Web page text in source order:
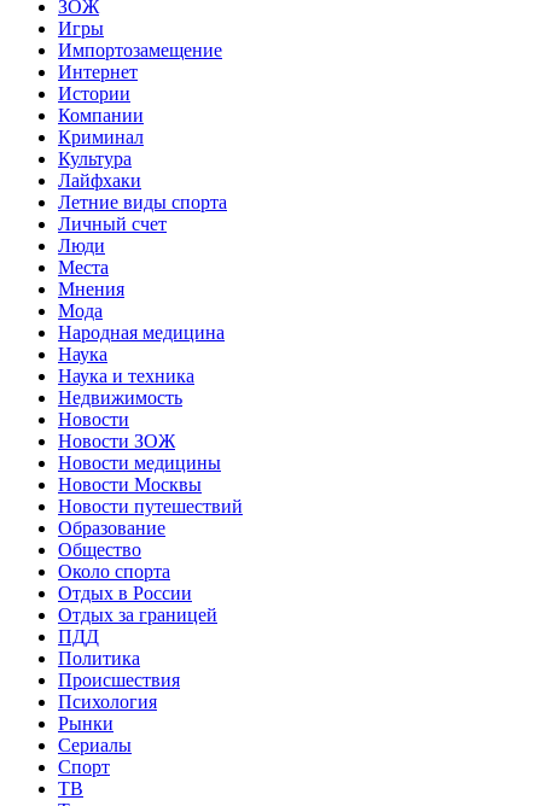
ЗОЖ
Игры
Импортозамещение
Интернет
Истории
Компании
Криминал
Культура
Лайфхаки
Летние виды спорта
Личный счет
Люди
Места
Мнения
Мода
Народная медицина
Наука
Наука и техника
Недвижимость
Новости
Новости ЗОЖ
Новости медицины
Новости Москвы
Новости путешествий
Образование
Общество
Около спорта
Отдых в России
Отдых за границей
ПДД
Политика
Происшествия
Психология
Рынки
Сериалы
Спорт
ТВ